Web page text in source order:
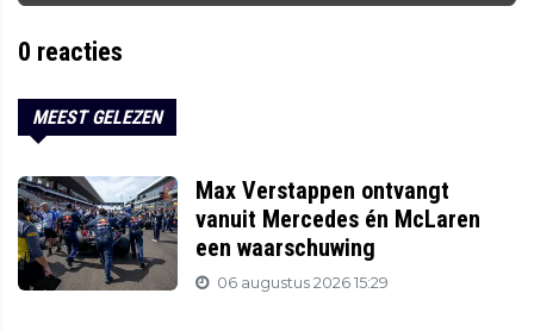
0 reacties
MEEST GELEZEN
Max Verstappen ontvangt
vanuit Mercedes én McLaren
een waarschuwing
06 augustus 2026 15:29